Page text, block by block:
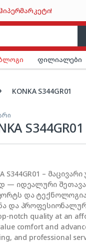
ფილიალები
KONKA S344GR01
S344GR01
S344GR01 –
— იდეალური
და
და
notch quality at an
comfort and
and professional